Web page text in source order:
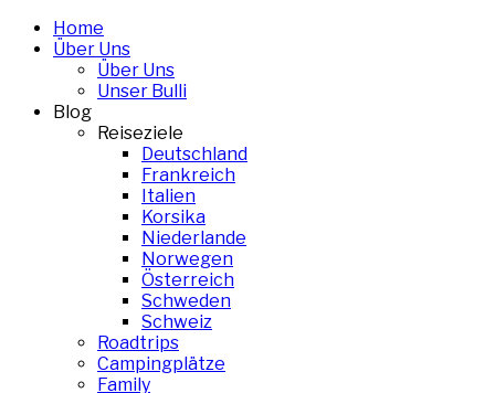
Skip
Home
Über Uns
Über Uns
Unser Bulli
Blog
Reiseziele
Deutschland
Frankreich
Italien
Korsika
Niederlande
Norwegen
Österreich
Schweden
Schweiz
Roadtrips
Campingplätze
Family